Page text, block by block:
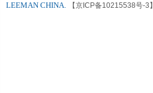
LEEMAN CHINA. 【京ICP备10215538号-3】